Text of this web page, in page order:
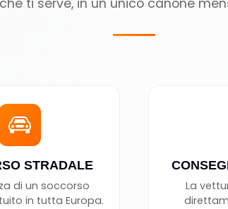
ti serve, in un unico canone
STRADALE
di un soccorso
in tutta Europa.
La